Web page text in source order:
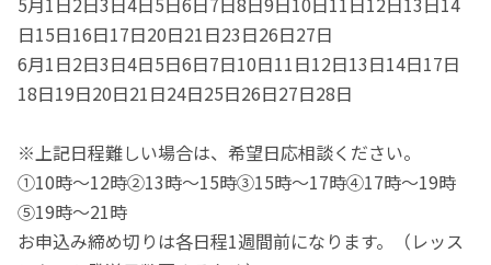
日15日16日17日20日21日23日26日27日
6月1日2日3日4日5日6日7日10日11日12日13日14日17日
18日19日20日21日24日25日26日27日28日
※上記日程難しい場合は、希望日応相談ください。
①10時～12時②13時～15時③15時～17時④17時～19時
⑤19時～21時
お申込み締め切りは各日程1週間前になります。（レッス